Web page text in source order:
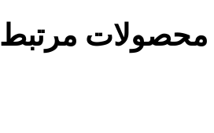
محصولات مرتبط